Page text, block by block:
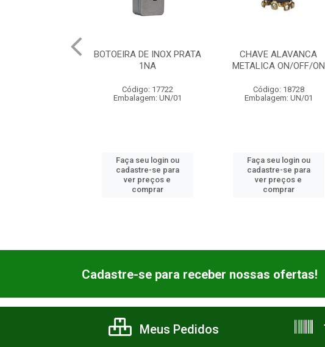
CHAVE ALAVANCA
METALICA ON/OFF/ON
Código: 18728
Embalagem: UN/01
Faça seu login ou
cadastre-se para
ver preços e
comprar
BOTAO PLASTICO
ON/OFF
Código: 2146
Embalagem: UN/01
Faça seu login ou
cadastre-se para
ver preços e
comprar
Cadastre-se para receber nossas ofertas!
Meus Pedidos